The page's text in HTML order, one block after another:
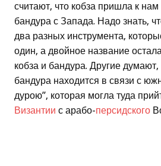
считают, что кобза пришла к нам
бандура с Запада. Надо знать,
два разных инструмента,
один, а двойное название
кобза и бандура. Другие думают,
бандура находится в связи с
дурою”, которая могла туда
Византии с арабо-персидского